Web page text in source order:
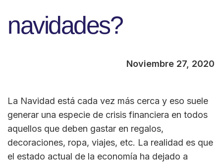
navidades?
Noviembre 27, 2020
La Navidad está cada vez más cerca y eso suele
generar una especie de crisis financiera en todos
aquellos que deben gastar en regalos,
decoraciones, ropa, viajes, etc. La realidad es que
el estado actual de la economía ha dejado a